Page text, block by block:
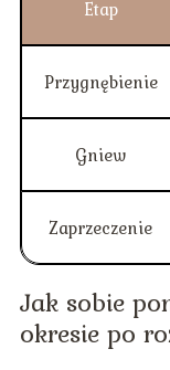
Etap
Przygnębienie
Gniew
Zaprzeczenie
Jak sobie
okresie po